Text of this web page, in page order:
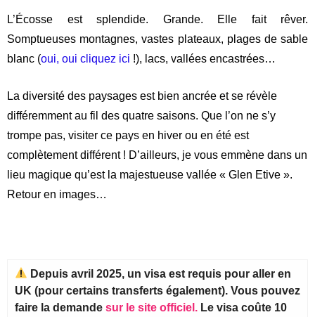
L’Écosse est splendide. Grande. Elle fait rêver.
Somptueuses montagnes, vastes plateaux, plages de sable
blanc (oui, oui cliquez ici !), lacs, vallées encastrées…
La diversité des paysages est bien ancrée et se révèle
différemment au fil des quatre saisons. Que l’on ne s’y
trompe pas, visiter ce pays en hiver ou en été est
complètement différent ! D’ailleurs, je vous emmène dans un
lieu magique qu’est la majestueuse vallée « Glen Etive ».
Retour en images…
Depuis avril 2025, un visa est requis pour aller en
UK (pour certains transferts également). Vous pouvez
faire la demande sur le site officiel. Le visa coûte 10